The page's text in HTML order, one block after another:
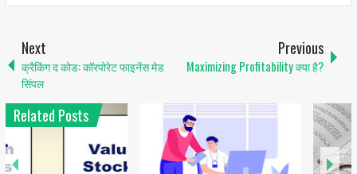
Next
क्रैकिंग द कोड: कॉरपोरेट फाइनेंस मेड
सिंपल
Previous
Maximizing Profitability क्या है?
Related Posts 1